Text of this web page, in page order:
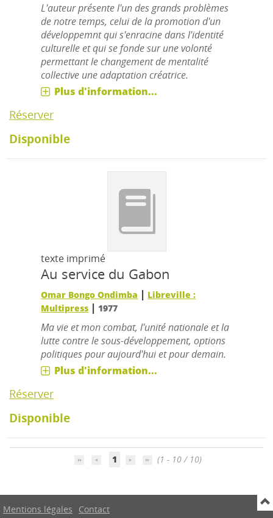
L'auteur présente l'un des grands problèmes
de notre temps, celui de la promotion d'un
développemnt qui s'enracine dans l'identité
culturelle et qui se fonde sur une volonté
permettant le changement de mentalité
collective une adaptation créatrice.
Plus d'information...
Réserver
Disponible
texte imprimé
Au service du Gabon
Omar Bongo Ondimba | Libreville :
Multipress | 1977
Ma vie et mon combat, l'unité nationale et la
lutte contre le sous-développement, options
politiques pour aujourd'hui et pour demain.
Plus d'information...
Réserver
Disponible
1 (1 - 10 / 10)
Mentions légales Contact